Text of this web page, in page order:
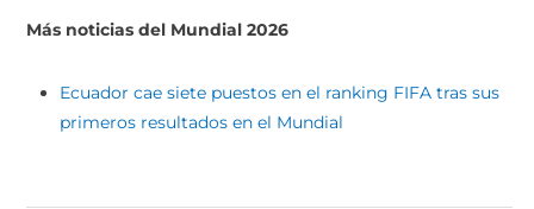
Más noticias del Mundial 2026
Ecuador cae siete puestos en el ranking FIFA tras sus
primeros resultados en el Mundial